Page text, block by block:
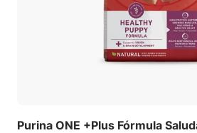
Purina ONE +Plus Fórmula